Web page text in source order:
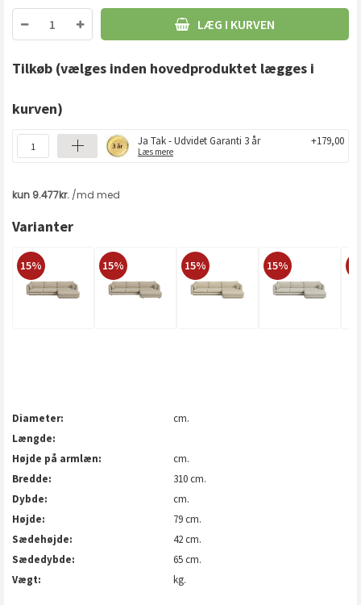
LÆG I KURVEN
Tilkøb (vælges inden hovedproduktet lægges i
kurven)
Ja Tak - Udvidet Garanti 3 år
Læs mere
+179,00
Varianter
15% 15% 15% 15%
Diameter
cm.
Længde
Højde på armlæn
cm.
Bredde
310 cm.
Dybde
cm.
Højde
79 cm.
Sædehøjde
42 cm.
Sædedybde
65 cm.
Vægt
kg.